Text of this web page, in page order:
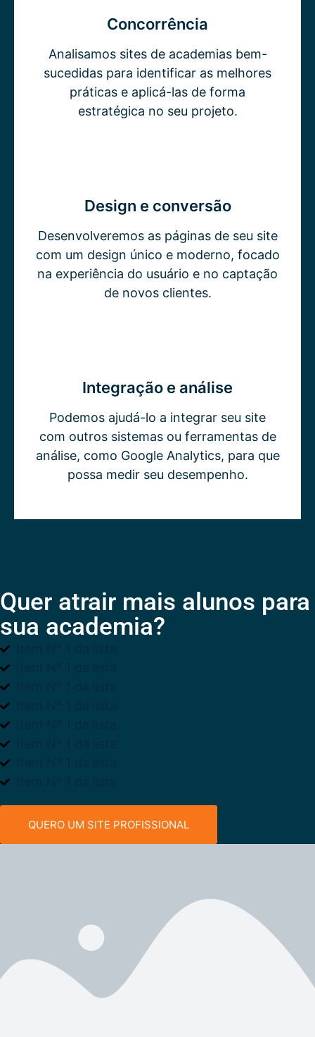
Concorrência
Analisamos sites de academias bem-
sucedidas para identificar as melhores
práticas e aplicá-las de forma
estratégica no seu projeto.
Design e conversão
Desenvolveremos as páginas de seu site
com um design único e moderno, focado
na experiência do usuário e no captação
de novos clientes.
Integração e análise
Podemos ajudá-lo a integrar seu site
com outros sistemas ou ferramentas de
análise, como Google Analytics, para que
possa medir seu desempenho.
Quer atrair mais alunos para
sua academia?
QUERO UM SITE PROFISSIONAL